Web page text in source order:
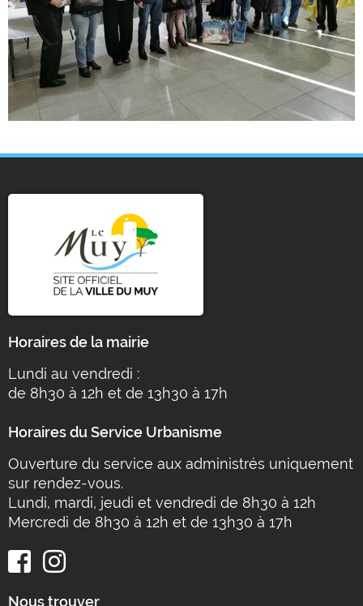
Horaires de la mairie
Lundi au vendredi :
de 8h30 à 12h et de 13h30 à 17h
Horaires du Service Urbanisme
Ouverture du service aux administrés uniquement
sur rendez-vous.
Lundi, mardi, jeudi et vendredi de 8h30 à 12h
Mercredi de 8h30 à 12h et de 13h30 à 17h
Nous trouver